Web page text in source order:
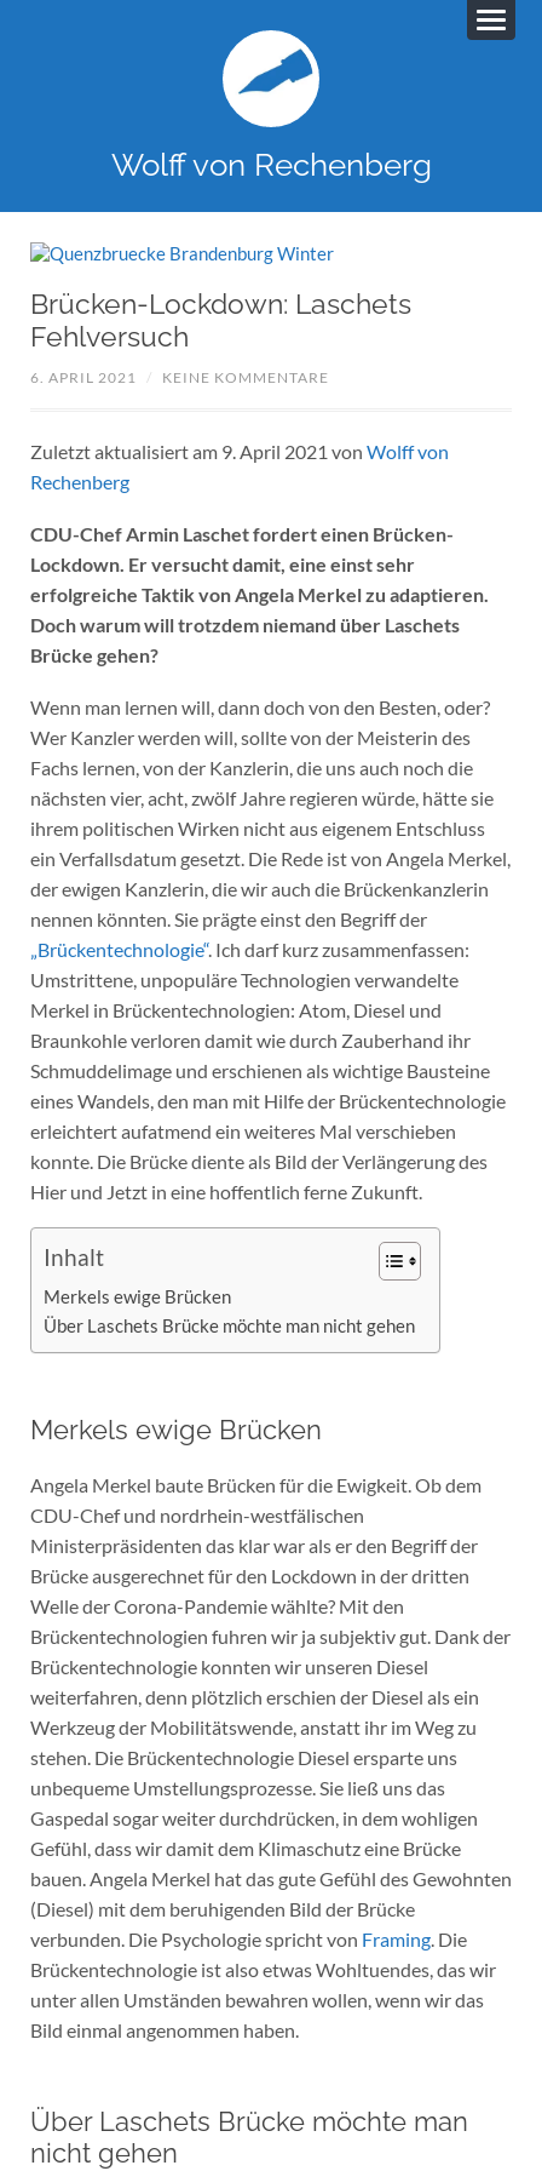
Wolff von Rechenberg
Brücken-Lockdown: Laschets
Fehlversuch
6. APRIL 2021 / KEINE KOMMENTARE
Zuletzt aktualisiert am 9. April 2021 von Wolff von
Rechenberg
CDU-Chef Armin Laschet fordert einen Brücken-
Lockdown. Er versucht damit, eine einst sehr
erfolgreiche Taktik von Angela Merkel zu adaptieren.
Doch warum will trotzdem niemand über Laschets
Brücke gehen?
Wenn man lernen will, dann doch von den Besten, oder?
Wer Kanzler werden will, sollte von der Meisterin des
Fachs lernen, von der Kanzlerin, die uns auch noch die
nächsten vier, acht, zwölf Jahre regieren würde, hätte sie
ihrem politischen Wirken nicht aus eigenem Entschluss
ein Verfallsdatum gesetzt. Die Rede ist von Angela Merkel,
der ewigen Kanzlerin, die wir auch die Brückenkanzlerin
nennen könnten. Sie prägte einst den Begriff der
„Brückentechnologie“. Ich darf kurz zusammenfassen:
Umstrittene, unpopuläre Technologien verwandelte
Merkel in Brückentechnologien: Atom, Diesel und
Braunkohle verloren damit wie durch Zauberhand ihr
Schmuddelimage und erschienen als wichtige Bausteine
eines Wandels, den man mit Hilfe der Brückentechnologie
erleichtert aufatmend ein weiteres Mal verschieben
konnte. Die Brücke diente als Bild der Verlängerung des
Hier und Jetzt in eine hoffentlich ferne Zukunft.
Inhalt
Merkels ewige Brücken
Über Laschets Brücke möchte man nicht gehen
Merkels ewige Brücken
Angela Merkel baute Brücken für die Ewigkeit. Ob dem
CDU-Chef und nordrhein-westfälischen
Ministerpräsidenten das klar war als er den Begriff der
Brücke ausgerechnet für den Lockdown in der dritten
Welle der Corona-Pandemie wählte? Mit den
Brückentechnologien fuhren wir ja subjektiv gut. Dank der
Brückentechnologie konnten wir unseren Diesel
weiterfahren, denn plötzlich erschien der Diesel als ein
Werkzeug der Mobilitätswende, anstatt ihr im Weg zu
stehen. Die Brückentechnologie Diesel ersparte uns
unbequeme Umstellungsprozesse. Sie ließ uns das
Gaspedal sogar weiter durchdrücken, in dem wohligen
Gefühl, dass wir damit dem Klimaschutz eine Brücke
bauen. Angela Merkel hat das gute Gefühl des Gewohnten
(Diesel) mit dem beruhigenden Bild der Brücke
verbunden. Die Psychologie spricht von Framing. Die
Brückentechnologie ist also etwas Wohltuendes, das wir
unter allen Umständen bewahren wollen, wenn wir das
Bild einmal angenommen haben.
Über Laschets Brücke möchte man
nicht gehen